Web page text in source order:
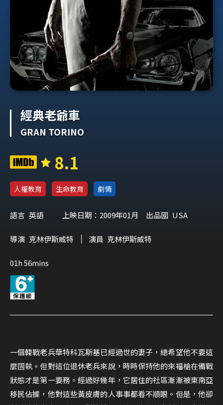
經典老爺車
GRAN TORINO
8.1
人權教育 生命教育 劇情
語言 英語 上映日期：2009年01月 出品國 USA
導演 克林伊斯威特 演員 克林伊斯威特
01h 56mins
一個韓戰老兵華特科瓦斯基已經過世的妻子，總希望他不要這
麼固執。但對這位退休老兵來說，時時保持他的來福槍在備戰
狀態才是第一要務。經過好幾年，它居住的社區漸漸被東南亞
移民佔據，他對這些黃皮膚的人事事都看不順眼。但是，他卻